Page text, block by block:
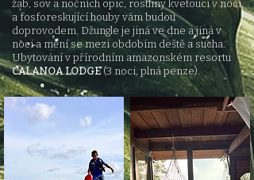
žab, sov a nočních opic, rostliny kvetoucí v noci
a fosforeskující houby vám budou
doprovodem. Džungle je jiná ve dne a jiná v
noci a mění se mezi obdobím deště a sucha.
Ubytování v přírodním amazonském resortu
CALANOA LODGE(3 noci, plná penze).